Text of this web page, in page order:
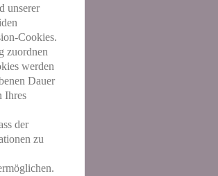
unserer
Cookies.
zuordnen
werden
Dauer
Ihres
der
zu